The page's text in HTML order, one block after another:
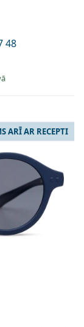
48
ARĪ AR RECEPTI